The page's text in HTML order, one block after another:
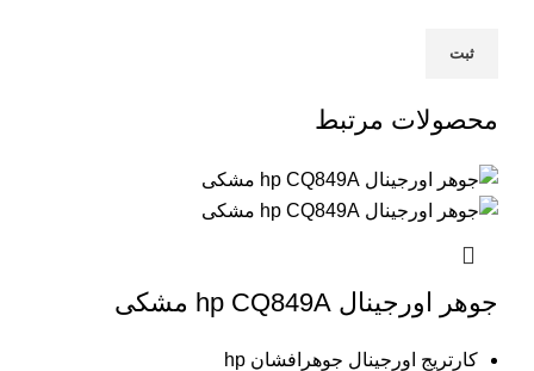
محصولات مرتبط
جوهر اورجینال hp CQ849A مشکی
کارتریج اورجینال جوهرافشان hp